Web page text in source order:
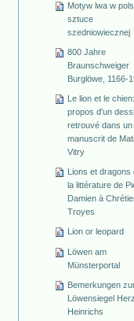
Motyw lwa w
sztuce
szedniowiecznej
800 Jahre
Braunschweiger
Burglöwe, 1166-
Le lion et le
propos d'un
retrouvé dans un
manuscrit de
Vitry
Lions et dragons
la littérature de
Damien à
Troyes
Lion or leopard
Löwen am
Münsterportal
Bemerkungen
Löwensiegel
Heinrichs